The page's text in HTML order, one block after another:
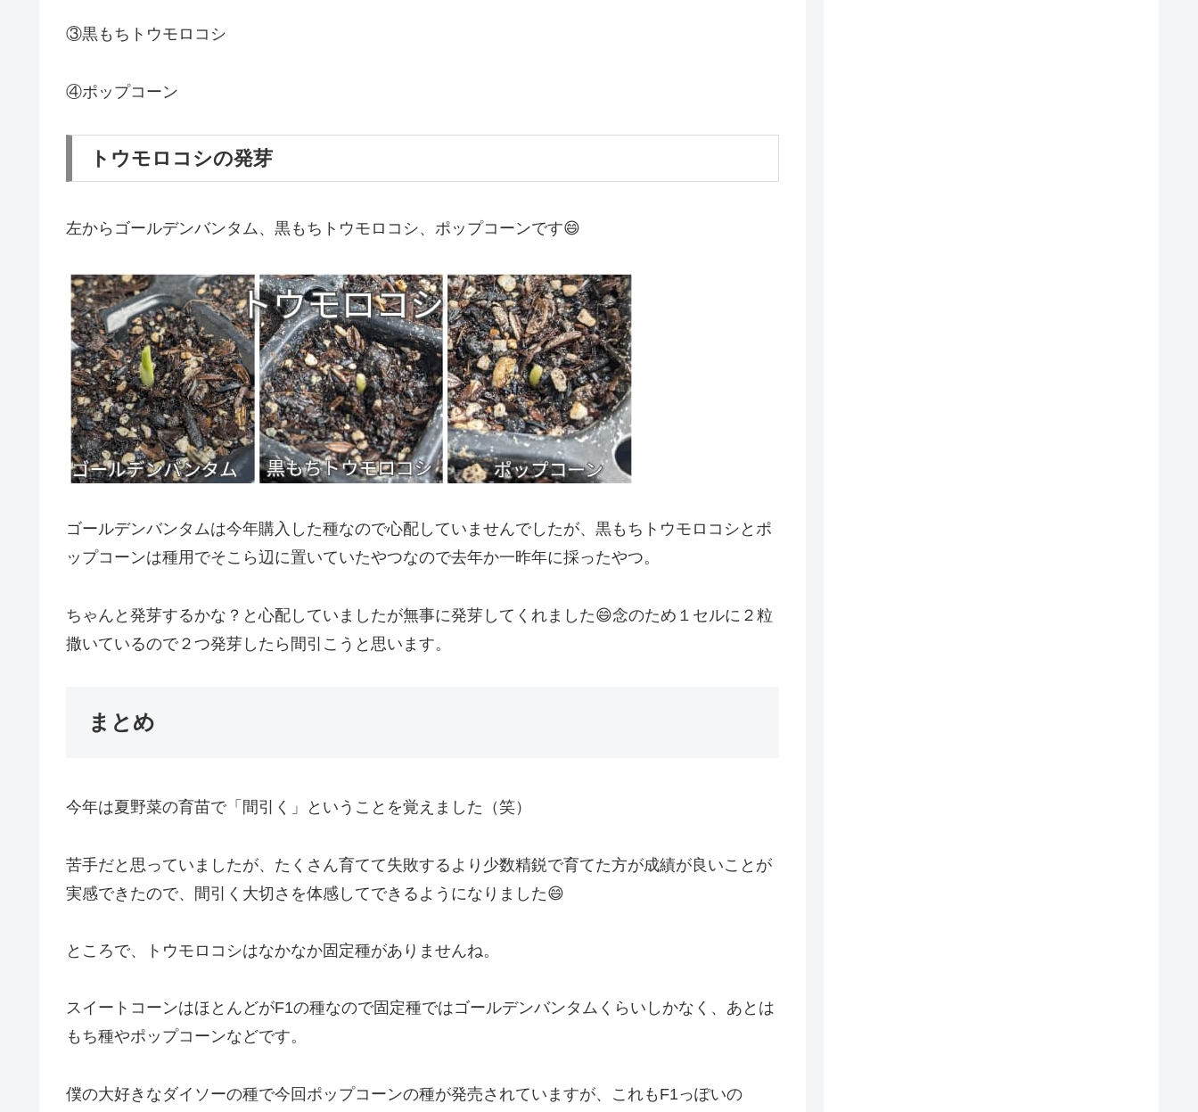
③黒もちトウモロコシ
④ポップコーン
トウモロコシの発芽
左からゴールデンバンタム、黒もちトウモロコシ、ポップコーンです😄
ゴールデンバンタムは今年購入した種なので心配していませんでしたが、黒もちトウモロコシとポ
ップコーンは種用でそこら辺に置いていたやつなので去年か一昨年に採ったやつ。
ちゃんと発芽するかな？と心配していましたが無事に発芽してくれました😄念のため１セルに２粒
撒いているので２つ発芽したら間引こうと思います。
まとめ
今年は夏野菜の育苗で「間引く」ということを覚えました（笑）
苦手だと思っていましたが、たくさん育てて失敗するより少数精鋭で育てた方が成績が良いことが
実感できたので、間引く大切さを体感してできるようになりました😄
ところで、トウモロコシはなかなか固定種がありませんね。
スイートコーンはほとんどがF1の種なので固定種ではゴールデンバンタムくらいしかなく、あとは
もち種やポップコーンなどです。
僕の大好きなダイソーの種で今回ポップコーンの種が発売されていますが、これもF1っぽいの